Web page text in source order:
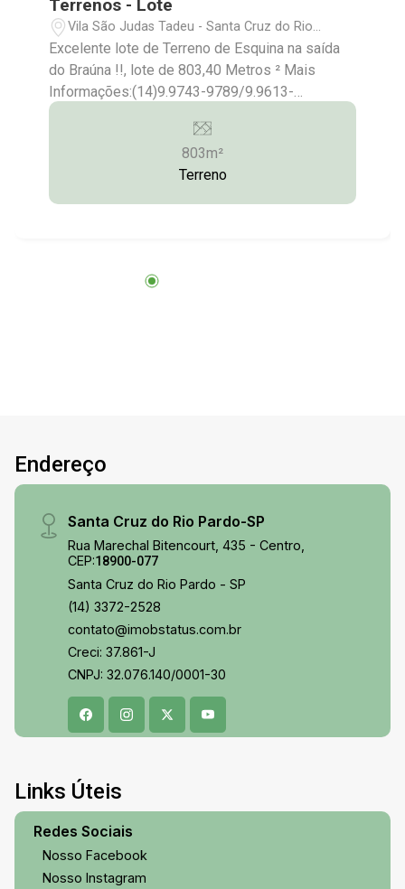
Terrenos - Lote
Vila São Judas Tadeu - Santa Cruz do Rio
Pardo/SP
Excelente lote de Terreno de Esquina na saída
do Braúna !!, lote de 803,40 Metros ² Mais
Informações:(14)9.9743-9789/9.9613-
5228/3372-2528
803m²
Terreno
Endereço
Santa Cruz do Rio Pardo-SP
Rua Marechal Bitencourt, 435 - Centro,
CEP:18900-077
Santa Cruz do Rio Pardo - SP
(14) 3372-2528
contato@imobstatus.com.br
Creci: 37.861-J
CNPJ: 32.076.140/0001-30
Links Úteis
Redes Sociais
Nosso Facebook
Nosso Instagram